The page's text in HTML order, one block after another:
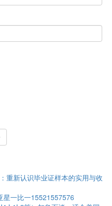
重新认识毕业证样本的实用与收
星一比一15521557576